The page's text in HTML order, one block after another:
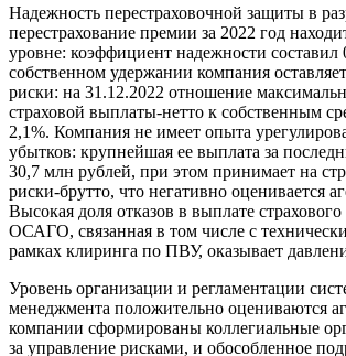
Надежность перестраховочной защиты в
перестрахование премии за 2022 год
уровне: коэффициент надежности
собственном удержании компания
риски: на 31.12.2022 отношение
страховой выплаты-нетто к собственным
2,1%. Компания не имеет опыта
убытков: крупнейшая ее выплата за
30,7 млн рублей, при этом принимает на
риски-брутто, что негативно оценивается
Высокая доля отказов в выплате
ОСАГО, связанная в том числе с
рамках клиринга по ПВУ, оказывает
Уровень организации и регламентации
менеджмента положительно оцениваются
компании сформированы коллегиальные
за управление рисками, и обособленное